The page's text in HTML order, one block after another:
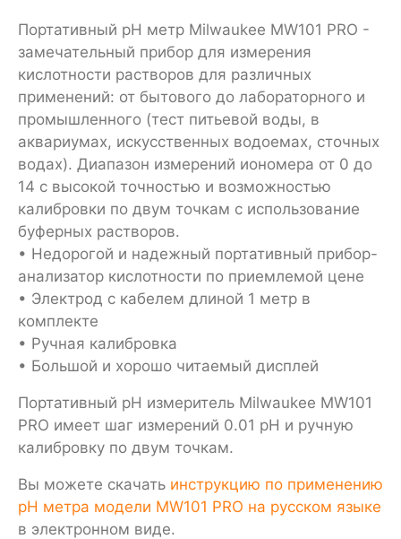
Портативный pH метр Milwaukee MW101 PRO -
замечательный прибор для измерения
кислотности растворов для различных
применений: от бытового до лабораторного и
промышленного (тест питьевой воды, в
аквариумах, искусcтвенных водоемах, сточных
водах). Диапазон измерений иономера от 0 до
14 с высокой точностью и возможностью
калибровки по двум точкам с использование
буферных растворов.
• Недорогой и надежный портативный прибор-
анализатор кислотности по приемлемой цене
• Электрод с кабелем длиной 1 метр в
комплекте
• Ручная калибровка
• Большой и хорошо читаемый дисплей
Портативный pH измеритель Milwaukee MW101
PRO имеет шаг измерений 0.01 pH и ручную
калибровку по двум точкам.
Вы можете скачать инструкцию по применению
pH метра модели MW101 PRO на русском языке
в электронном виде.